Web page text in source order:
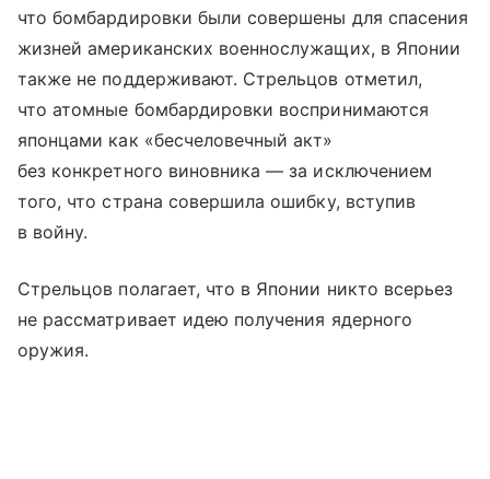
что бомбардировки были совершены для спасения
жизней американских военнослужащих, в Японии
также не поддерживают. Стрельцов отметил,
что атомные бомбардировки воспринимаются
японцами как «бесчеловечный акт»
без конкретного виновника — за исключением
того, что страна совершила ошибку, вступив
в войну.
Стрельцов полагает, что в Японии никто всерьез
не рассматривает идею получения ядерного
оружия.